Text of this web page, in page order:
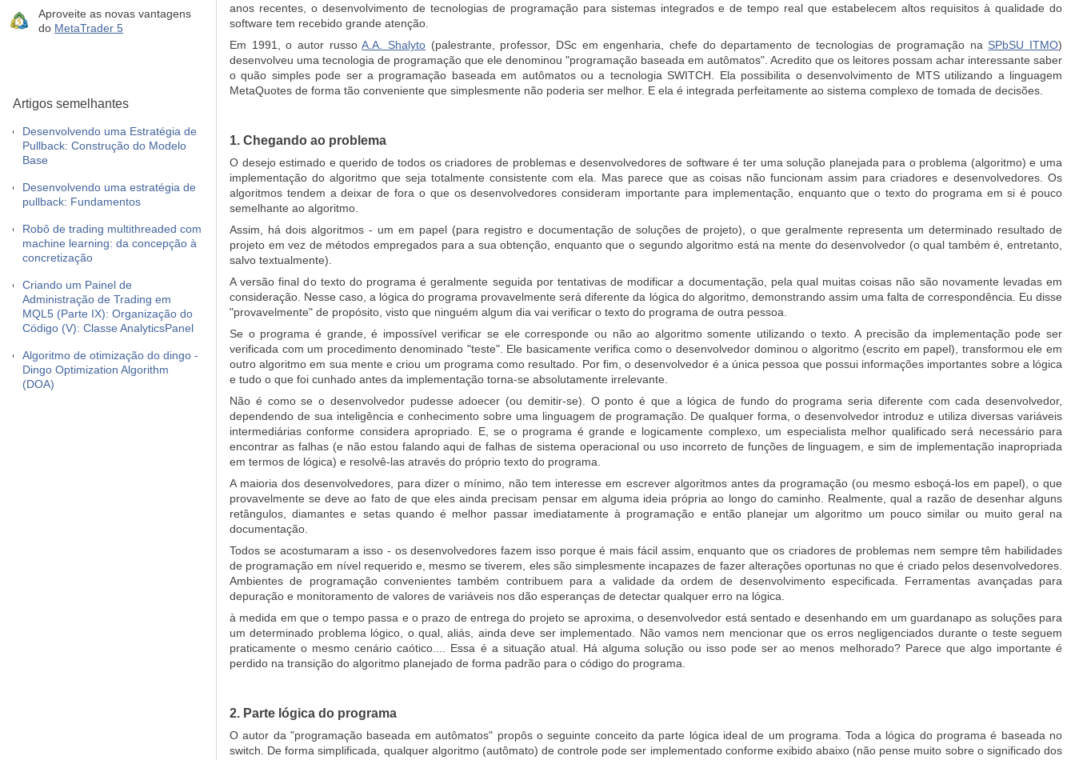
Aproveite as novas vantagens
do MetaTrader 5
Artigos semelhantes
Desenvolvendo uma Estratégia de
Pullback: Construção do Modelo
Base
Desenvolvendo uma estratégia de
pullback: Fundamentos
Robô de trading multithreaded com
machine learning: da concepção à
concretização
Criando um Painel de
Administração de Trading em
MQL5 (Parte IX): Organização do
Código (V): Classe AnalyticsPanel
Algoritmo de otimização do dingo -
Dingo Optimization Algorithm
(DOA)
anos recentes, o desenvolvimento de tecnologias de programação para sistemas integrados e de tempo real que estabelecem altos requisitos à qualidade do
software tem recebido grande atenção.
Em 1991, o autor russoA.A. Shalyto (palestrante, professor, DSc em engenharia, chefe do departamento de tecnologias de programação na SPbSU ITMO)
desenvolveu uma tecnologia de programação que ele denominou "programação baseada em autômatos". Acredito que os leitores possam achar interessante saber
o quão simples pode ser a programação baseada em autômatos ou a tecnologia SWITCH. Ela possibilita o desenvolvimento de MTS utilizando a linguagem
MetaQuotes de forma tão conveniente que simplesmente não poderia ser melhor. E ela é integrada perfeitamente ao sistema complexo de tomada de decisões.
1. Chegando ao problema
O desejo estimado e querido de todos os criadores de problemas e desenvolvedores de software é ter uma solução planejada para o problema (algoritmo) e uma
implementação do algoritmo que seja totalmente consistente com ela. Mas parece que as coisas não funcionam assim para criadores e desenvolvedores. Os
algoritmos tendem a deixar de fora o que os desenvolvedores consideram importante para implementação, enquanto que o texto do programa em si é pouco
semelhante ao algoritmo.
Assim, há dois algoritmos - um em papel (para registro e documentação de soluções de projeto), o que geralmente representa um determinado resultado de
projeto em vez de métodos empregados para a sua obtenção, enquanto que o segundo algoritmo está na mente do desenvolvedor (o qual também é, entretanto,
salvo textualmente).
A versão final do texto do programa é geralmente seguida por tentativas de modificar a documentação, pela qual muitas coisas não são novamente levadas em
consideração. Nesse caso, a lógica do programa provavelmente será diferente da lógica do algoritmo, demonstrando assim uma falta de correspondência. Eu disse
"provavelmente" de propósito, visto que ninguém algum dia vai verificar o texto do programa de outra pessoa.
Se o programa é grande, é impossível verificar se ele corresponde ou não ao algoritmo somente utilizando o texto. A precisão da implementação pode ser
verificada com um procedimento denominado "teste". Ele basicamente verifica como o desenvolvedor dominou o algoritmo (escrito em papel), transformou ele em
outro algoritmo em sua mente e criou um programa como resultado. Por fim, o desenvolvedor é a única pessoa que possui informações importantes sobre a lógica
e tudo o que foi cunhado antes da implementação torna-se absolutamente irrelevante.
Não é como se o desenvolvedor pudesse adoecer (ou demitir-se). O ponto é que a lógica de fundo do programa seria diferente com cada desenvolvedor,
dependendo de sua inteligência e conhecimento sobre uma linguagem de programação. De qualquer forma, o desenvolvedor introduz e utiliza diversas variáveis
intermediárias conforme considera apropriado. E, se o programa é grande e logicamente complexo, um especialista melhor qualificado será necessário para
encontrar as falhas (e não estou falando aqui de falhas de sistema operacional ou uso incorreto de funções de linguagem, e sim de implementação inapropriada
em termos de lógica) e resolvê-las através do próprio texto do programa.
A maioria dos desenvolvedores, para dizer o mínimo, não tem interesse em escrever algoritmos antes da programação (ou mesmo esboçá-los em papel), o que
provavelmente se deve ao fato de que eles ainda precisam pensar em alguma ideia própria ao longo do caminho. Realmente, qual a razão de desenhar alguns
retângulos, diamantes e setas quando é melhor passar imediatamente à programação e então planejar um algoritmo um pouco similar ou muito geral na
documentação.
Todos se acostumaram a isso - os desenvolvedores fazem isso porque é mais fácil assim, enquanto que os criadores de problemas nem sempre têm habilidades
de programação em nível requerido e, mesmo se tiverem, eles são simplesmente incapazes de fazer alterações oportunas no que é criado pelos desenvolvedores.
Ambientes de programação convenientes também contribuem para a validade da ordem de desenvolvimento especificada. Ferramentas avançadas para
depuração e monitoramento de valores de variáveis nos dão esperanças de detectar qualquer erro na lógica.
à medida em que o tempo passa e o prazo de entrega do projeto se aproxima, o desenvolvedor está sentado e desenhando em um guardanapo as soluções para
um determinado problema lógico, o qual, aliás, ainda deve ser implementado. Não vamos nem mencionar que os erros negligenciados durante o teste seguem
praticamente o mesmo cenário caótico.... Essa é a situação atual. Há alguma solução ou isso pode ser ao menos melhorado? Parece que algo importante é
perdido na transição do algoritmo planejado de forma padrão para o código do programa.
2. Parte lógica do programa
O autor da "programação baseada em autômatos" propôs o seguinte conceito da parte lógica ideal de um programa. Toda a lógica do programa é baseada no
switch. De forma simplificada, qualquer algoritmo (autômato) de controle pode ser implementado conforme exibido abaixo (não pense muito sobre o significado dos